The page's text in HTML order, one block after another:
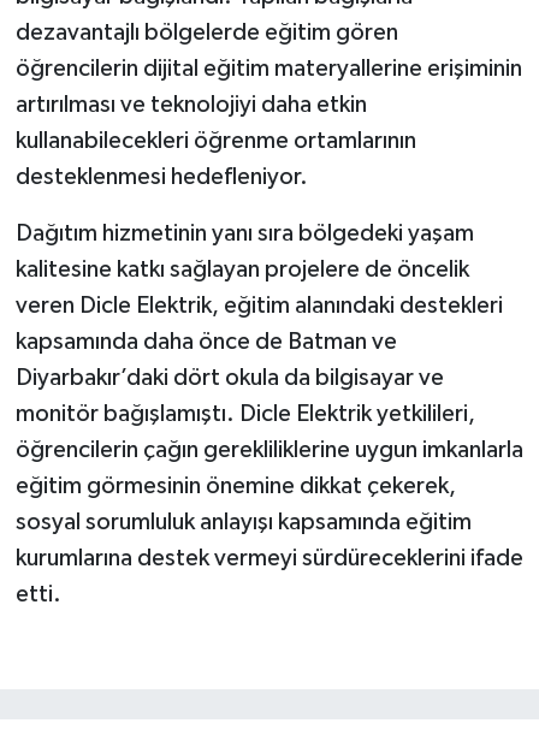
dezavantajlı bölgelerde eğitim gören
öğrencilerin dijital eğitim materyallerine erişiminin
artırılması ve teknolojiyi daha etkin
kullanabilecekleri öğrenme ortamlarının
desteklenmesi hedefleniyor.
Dağıtım hizmetinin yanı sıra bölgedeki yaşam
kalitesine katkı sağlayan projelere de öncelik
veren Dicle Elektrik, eğitim alanındaki destekleri
kapsamında daha önce de Batman ve
Diyarbakır’daki dört okula da bilgisayar ve
monitör bağışlamıştı. Dicle Elektrik yetkilileri,
öğrencilerin çağın gerekliliklerine uygun imkanlarla
eğitim görmesinin önemine dikkat çekerek,
sosyal sorumluluk anlayışı kapsamında eğitim
kurumlarına destek vermeyi sürdüreceklerini ifade
etti.